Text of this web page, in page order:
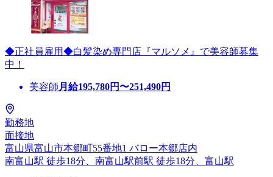
◆正社員雇用◆白髪染め専門店『マルソメ』で美容師募集
中！
美容師 月給195,780円〜251,490円
勤務地
面接地
富山県富山市本郷町55番地1 バロー本郷店内
南富山駅 徒歩18分、南富山駅前駅 徒歩18分、富山駅